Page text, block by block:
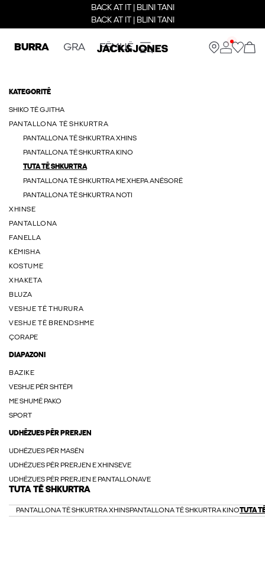
BACK AT IT | BLINI TANI
BACK AT IT | BLINI TANI
BURRA GRA FËMIJË
KATEGORITË
SHIKO TË GJITHA
PANTALLONA TË SHKURTRA
PANTALLONA TË SHKURTRA XHINS
PANTALLONA TË SHKURTRA KINO
TUTA TË SHKURTRA
PANTALLONA TË SHKURTRA ME XHEPA ANËSORË
PANTALLONA TË SHKURTRA NOTI
XHINSE
PANTALLONA
FANELLA
KËMISHA
KOSTUME
XHAKETA
BLUZA
VESHJE TË THURURA
VESHJE TË BRENDSHME
ÇORAPE
DIAPAZONI
BAZIKE
VESHJE PËR SHTËPI
ME SHUMË PAKO
SPORT
UDHËZUES PËR PRERJEN
UDHËZUES PËR MASËN
UDHËZUES PËR PRERJEN E XHINSEVE
UDHËZUES PËR PRERJEN E PANTALLONAVE
TUTA TË SHKURTRA
PANTALLONA TË SHKURTRA XHINSPANTALLONA TË SHKURTRA KINOTUTA